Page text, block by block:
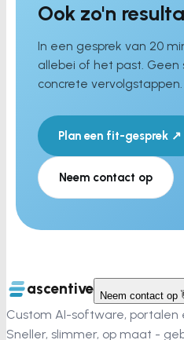
Ook zo'n
In een gesprek van 20
allebei of het past. Geen
concrete vervolgstappen.
Plan een fit-gesprek ↗
Neem contact op
ascentive Neem contact op
Custom AI-software, portalen
Sneller, slimmer, op maat -